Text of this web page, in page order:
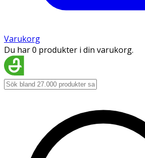
Varukorg
Du har 0 produkter i din varukorg.